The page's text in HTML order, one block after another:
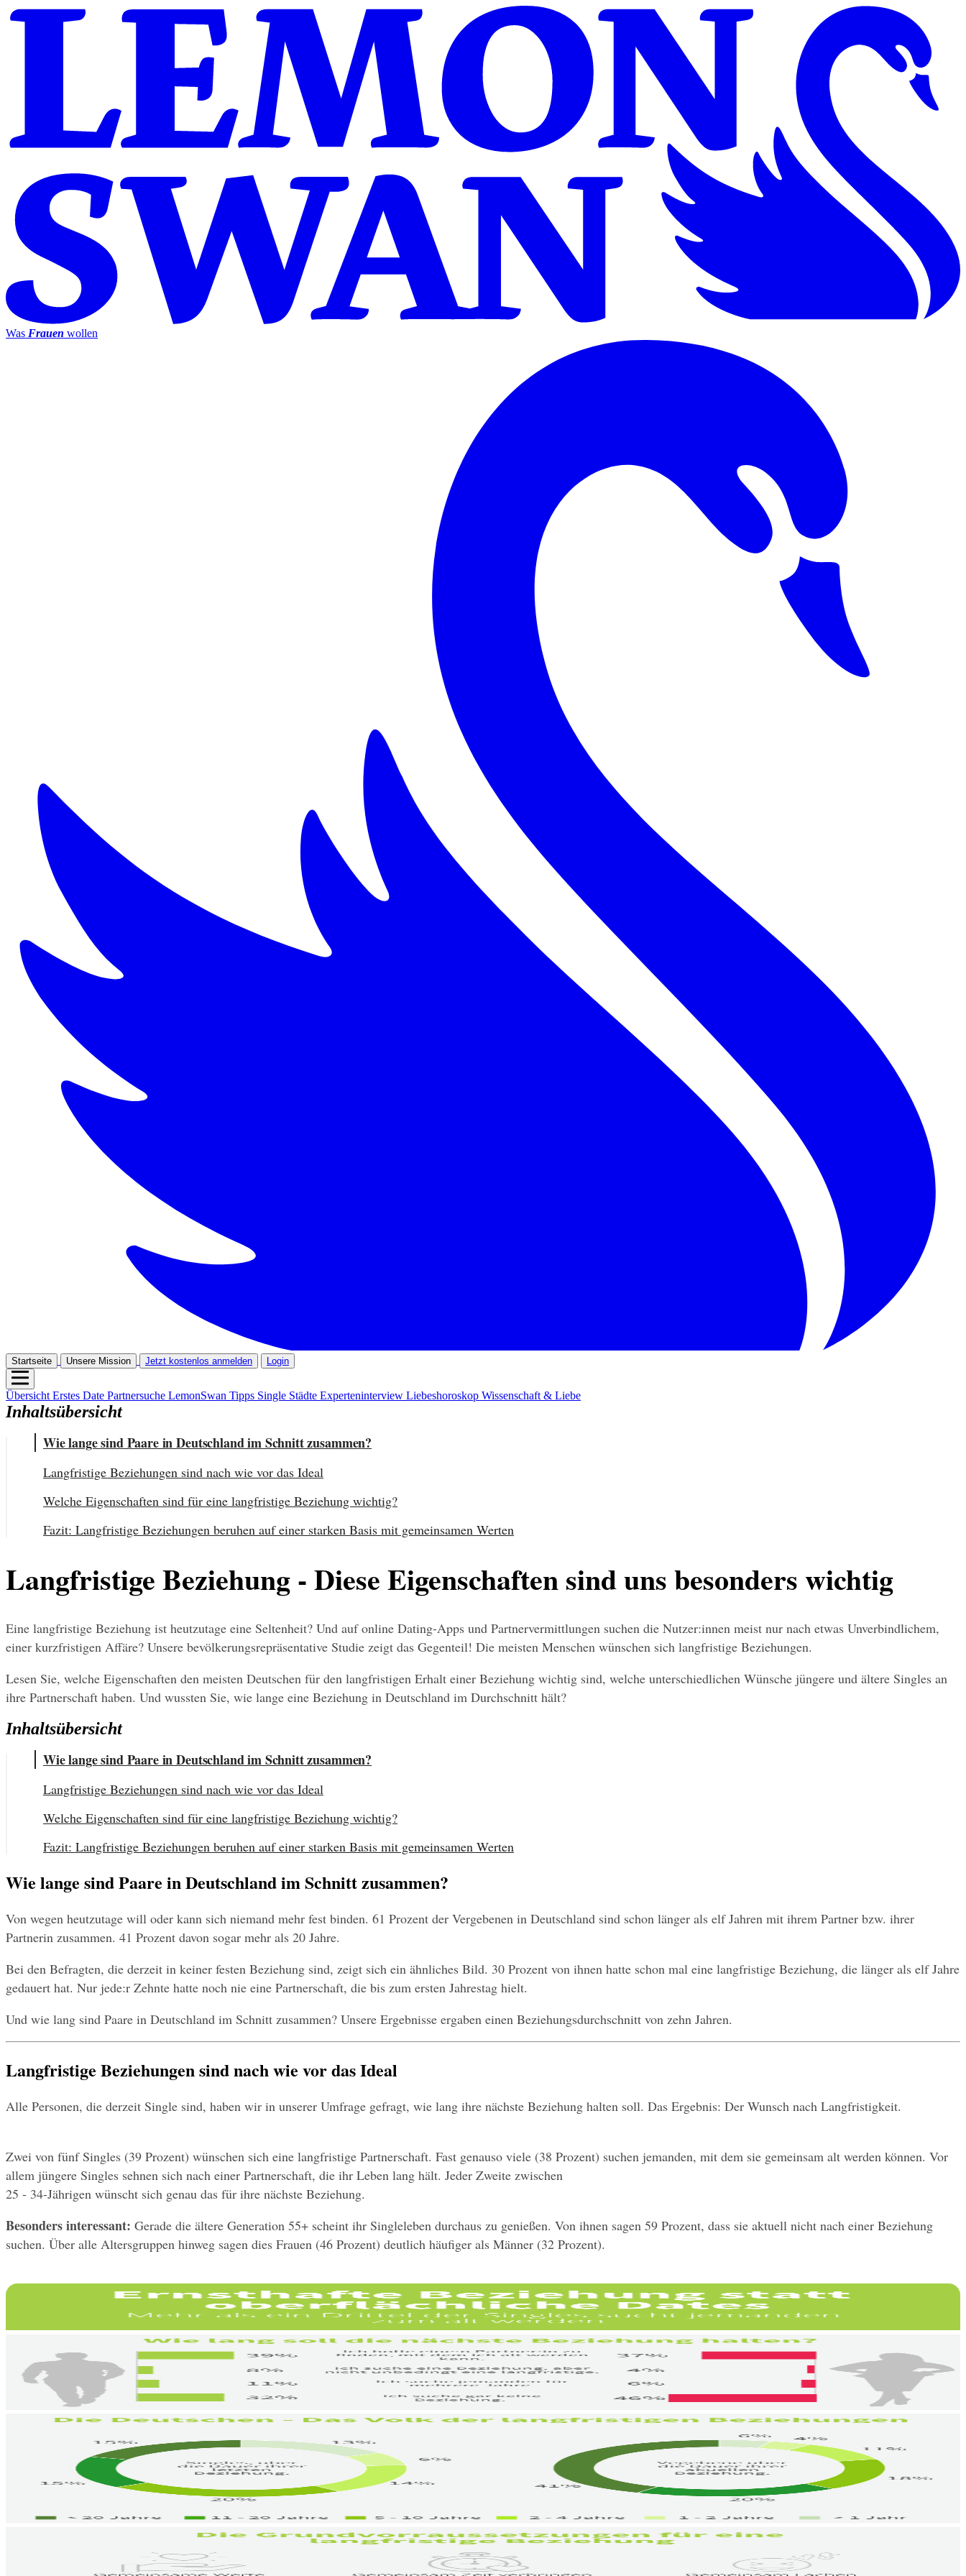
Was Frauen wollen
Startseite Unsere Mission Jetzt kostenlos anmelden Login
Übersicht Erstes Date Partnersuche LemonSwan Tipps Single Städte Experteninterview Liebeshoroskop Wissenschaft & Liebe
Inhaltsübersicht
Wie lange sind Paare in Deutschland im Schnitt zusammen?
Langfristige Beziehungen sind nach wie vor das Ideal
Welche Eigenschaften sind für eine langfristige Beziehung wichtig?
Fazit: Langfristige Beziehungen beruhen auf einer starken Basis mit gemeinsamen Werten
Langfristige Beziehung - Diese Eigenschaften sind uns besonders wichtig
Eine langfristige Beziehung ist heutzutage eine Seltenheit? Und auf online Dating-Apps und Partnervermittlungen suchen die Nutzer:innen meist nur nach etwas Unverbindlichem,
einer kurzfristigen Affäre? Unsere bevölkerungsrepräsentative Studie zeigt das Gegenteil! Die meisten Menschen wünschen sich langfristige Beziehungen.
Lesen Sie, welche Eigenschaften den meisten Deutschen für den langfristigen Erhalt einer Beziehung wichtig sind, welche unterschiedlichen Wünsche jüngere und ältere Singles an
ihre Partnerschaft haben. Und wussten Sie, wie lange eine Beziehung in Deutschland im Durchschnitt hält?
Inhaltsübersicht
Wie lange sind Paare in Deutschland im Schnitt zusammen?
Langfristige Beziehungen sind nach wie vor das Ideal
Welche Eigenschaften sind für eine langfristige Beziehung wichtig?
Fazit: Langfristige Beziehungen beruhen auf einer starken Basis mit gemeinsamen Werten
Wie lange sind Paare in Deutschland im Schnitt zusammen?
Von wegen heutzutage will oder kann sich niemand mehr fest binden. 61 Prozent der Vergebenen in Deutschland sind schon länger als elf Jahren mit ihrem Partner bzw. ihrer
Partnerin zusammen. 41 Prozent davon sogar mehr als 20 Jahre.
Bei den Befragten, die derzeit in keiner festen Beziehung sind, zeigt sich ein ähnliches Bild. 30 Prozent von ihnen hatte schon mal eine langfristige Beziehung, die länger als elf Jahre
gedauert hat. Nur jede:r Zehnte hatte noch nie eine Partnerschaft, die bis zum ersten Jahrestag hielt.
Und wie lang sind Paare in Deutschland im Schnitt zusammen? Unsere Ergebnisse ergaben einen Beziehungsdurchschnitt von zehn Jahren.
Langfristige Beziehungen sind nach wie vor das Ideal
Alle Personen, die derzeit Single sind, haben wir in unserer Umfrage gefragt, wie lang ihre nächste Beziehung halten soll. Das Ergebnis: Der Wunsch nach Langfristigkeit.
Zwei von fünf Singles (39 Prozent) wünschen sich eine langfristige Partnerschaft. Fast genauso viele (38 Prozent) suchen jemanden, mit dem sie gemeinsam alt werden können. Vor
allem jüngere Singles sehnen sich nach einer Partnerschaft, die ihr Leben lang hält. Jeder Zweite zwischen
25 - 34-Jährigen wünscht sich genau das für ihre nächste Beziehung.
Besonders interessant: Gerade die ältere Generation 55+ scheint ihr Singleleben durchaus zu genießen. Von ihnen sagen 59 Prozent, dass sie aktuell nicht nach einer Beziehung
suchen. Über alle Altersgruppen hinweg sagen dies Frauen (46 Prozent) deutlich häufiger als Männer (32 Prozent).